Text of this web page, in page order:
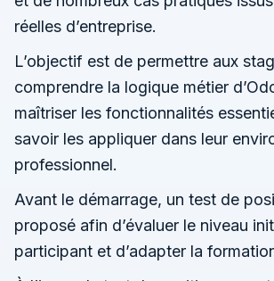
réelles d’entreprise.
L’objectif est de permettre aux
comprendre la logique métier
maîtriser les fonctionnalités
savoir les appliquer dans leur
professionnel.
Avant le démarrage, un test de
proposé afin d’évaluer le niveau
participant et d’adapter la